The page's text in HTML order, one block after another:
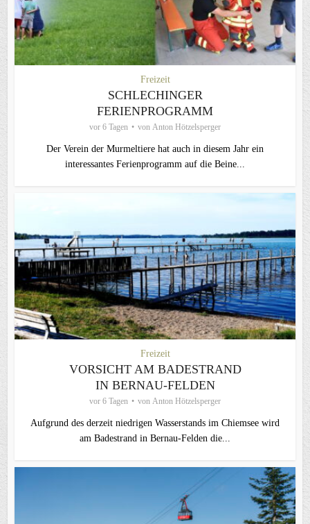
Freizeit
SCHLECHINGER
FERIENPROGRAMM
vor 6 Tagen von Anton Hötzelsperger
Der Verein der Murmeltiere hat auch in diesem Jahr ein
interessantes Ferienprogramm auf die Beine...
Freizeit
VORSICHT AM BADESTRAND
IN BERNAU-FELDEN
vor 6 Tagen von Anton Hötzelsperger
Aufgrund des derzeit niedrigen Wasserstands im Chiemsee wird
am Badestrand in Bernau-Felden die...